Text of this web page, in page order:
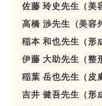
佐藤 玲史先生（美
高橋 渉先生（美容
稲本 和也先生（形
伊藤 大助先生（整
稲葉 岳也先生（皮
吉井 健吾先生（形